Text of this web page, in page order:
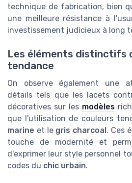
technique de fabrication, bien
une meilleure résistance à
investissement judicieux à long
Les éléments distinctifs
tendance
On observe également une
détails tels que les lacets
décoratives sur les modèles
que l'utilisation de couleurs
marine et le gris charcoal . Ces
touche de modernité et
d'exprimer leur style personnel
codes du chic urbain.